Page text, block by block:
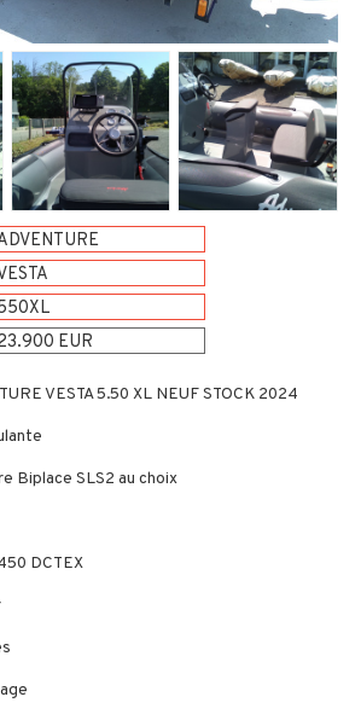
EUR
VESTA 5.50 XL NEUF STOCK 2024
Biplace SLS2 au choix
DCTEX